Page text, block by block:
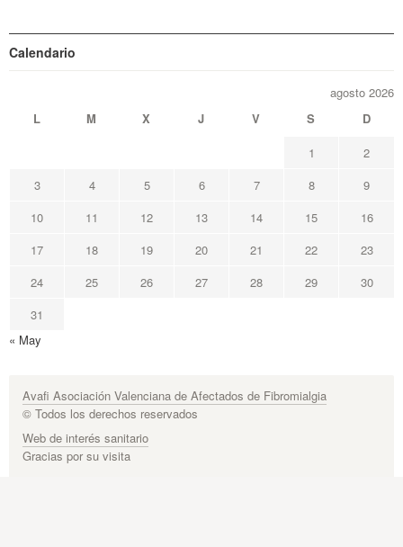
Calendario
agosto 2026
L
M X J V S
D
1
2
3
4 5 6 7 8
9
10
11 12 13 14 15
16
17
18 19 20 21 22
23
24
25 26 27 28 29
30
31
« May
Avafi Asociación Valenciana de Afectados de Fibromialgia
© Todos los derechos reservados
Web de interés sanitario
Gracias por su visita